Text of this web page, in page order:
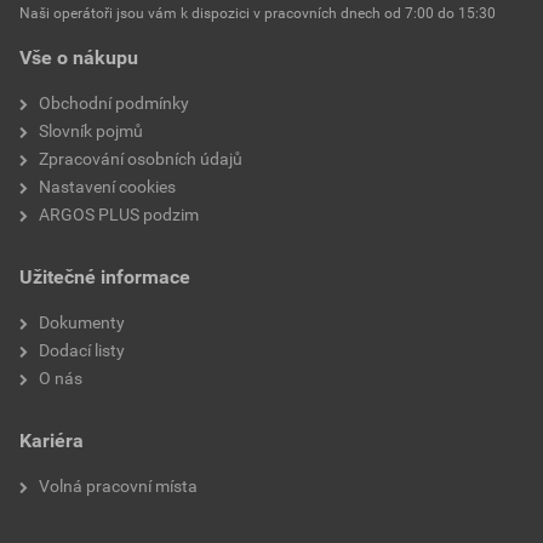
Vše o nákupu
Obchodní podmínky
Slovník pojmů
Zpracování osobních údajů
Nastavení cookies
ARGOS PLUS podzim
Užitečné informace
Dokumenty
Dodací listy
O nás
Kariéra
Volná pracovní místa
Naši operátoři jsou vám k dispozici v pracovních dnech od 7:00 do 15:30